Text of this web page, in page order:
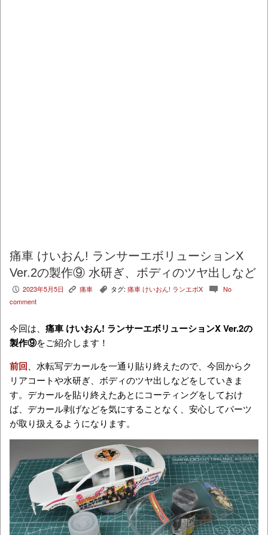
痛車 けいおん! ランサーエボリューションX
Ver.2の製作⑨ 水研ぎ、ボディのツヤ出しなど
P 2023年5月5日 K 痛車 , タグ: 痛車 けいおん! ランエボX c No
comment
今回は、 痛車 けいおん! ランサーエボリューションX Ver.2の
製作⑨をご紹介します！
前回、水転写デカールを一通り貼り終えたので、今回からク
リアコートや水研ぎ、ボディのツヤ出しなどをしていきま
す。デカールを貼り終えたあとにコーティングをしておけ
ば、デカール剥げなどを気にすることなく、安心してパーツ
が取り扱えるようになります。